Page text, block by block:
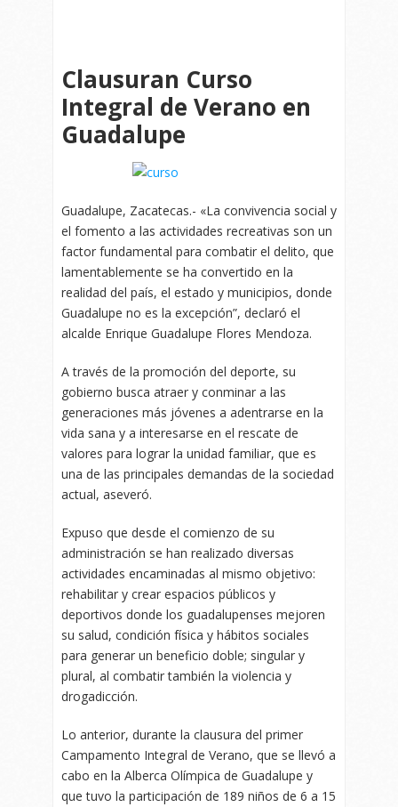
Clausuran Curso
Integral de Verano en
Guadalupe
Guadalupe, Zacatecas.- «La convivencia social y
el fomento a las actividades recreativas son un
factor fundamental para combatir el delito, que
lamentablemente se ha convertido en la
realidad del país, el estado y municipios, donde
Guadalupe no es la excepción”, declaró el
alcalde Enrique Guadalupe Flores Mendoza.
A través de la promoción del deporte, su
gobierno busca atraer y conminar a las
generaciones más jóvenes a adentrarse en la
vida sana y a interesarse en el rescate de
valores para lograr la unidad familiar, que es
una de las principales demandas de la sociedad
actual, aseveró.
Expuso que desde el comienzo de su
administración se han realizado diversas
actividades encaminadas al mismo objetivo:
rehabilitar y crear espacios públicos y
deportivos donde los guadalupenses mejoren
su salud, condición física y hábitos sociales
para generar un beneficio doble; singular y
plural, al combatir también la violencia y
drogadicción.
Lo anterior, durante la clausura del primer
Campamento Integral de Verano, que se llevó a
cabo en la Alberca Olímpica de Guadalupe y
que tuvo la participación de 189 niños de 6 a 15